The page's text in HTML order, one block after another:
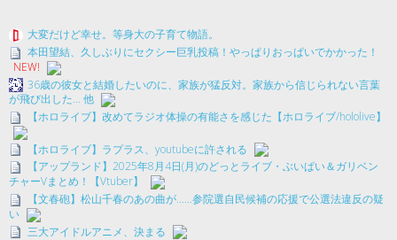
大変だけど幸せ。等身大の子育て物語。
本田望結、久しぶりにセクシー巨乳投稿！やっぱりおっぱいでかかった！
NEW!
36歳の彼女と結婚したいのに、家族が猛反対。家族から信じられない言葉
が飛び出した… 他
【ホロライブ】改めてラジオ体操の有能さを感じた【ホロライブ/hololive】
【ホロライブ】ラプラス、youtubeに許される
【アップランド】2025年8月4日(月)のどっとライブ・ぶいぱい＆ガリベン
チャーVまとめ！【Vtuber】
【文春砲】松山千春のあの曲が……参院選自民候補の応援で公選法違反の疑
い
三大アイドルアニメ、決まる